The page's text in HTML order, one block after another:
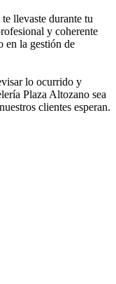
llevaste durante tu
y coherente
en la gestión de
lo ocurrido y
Plaza Altozano sea
clientes esperan.